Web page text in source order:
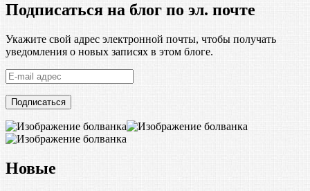
Подписаться на блог по эл. почте
Укажите свой адрес электронной почты, чтобы получать
уведомления о новых записях в этом блоге.
E-
mail
адрес
Новые